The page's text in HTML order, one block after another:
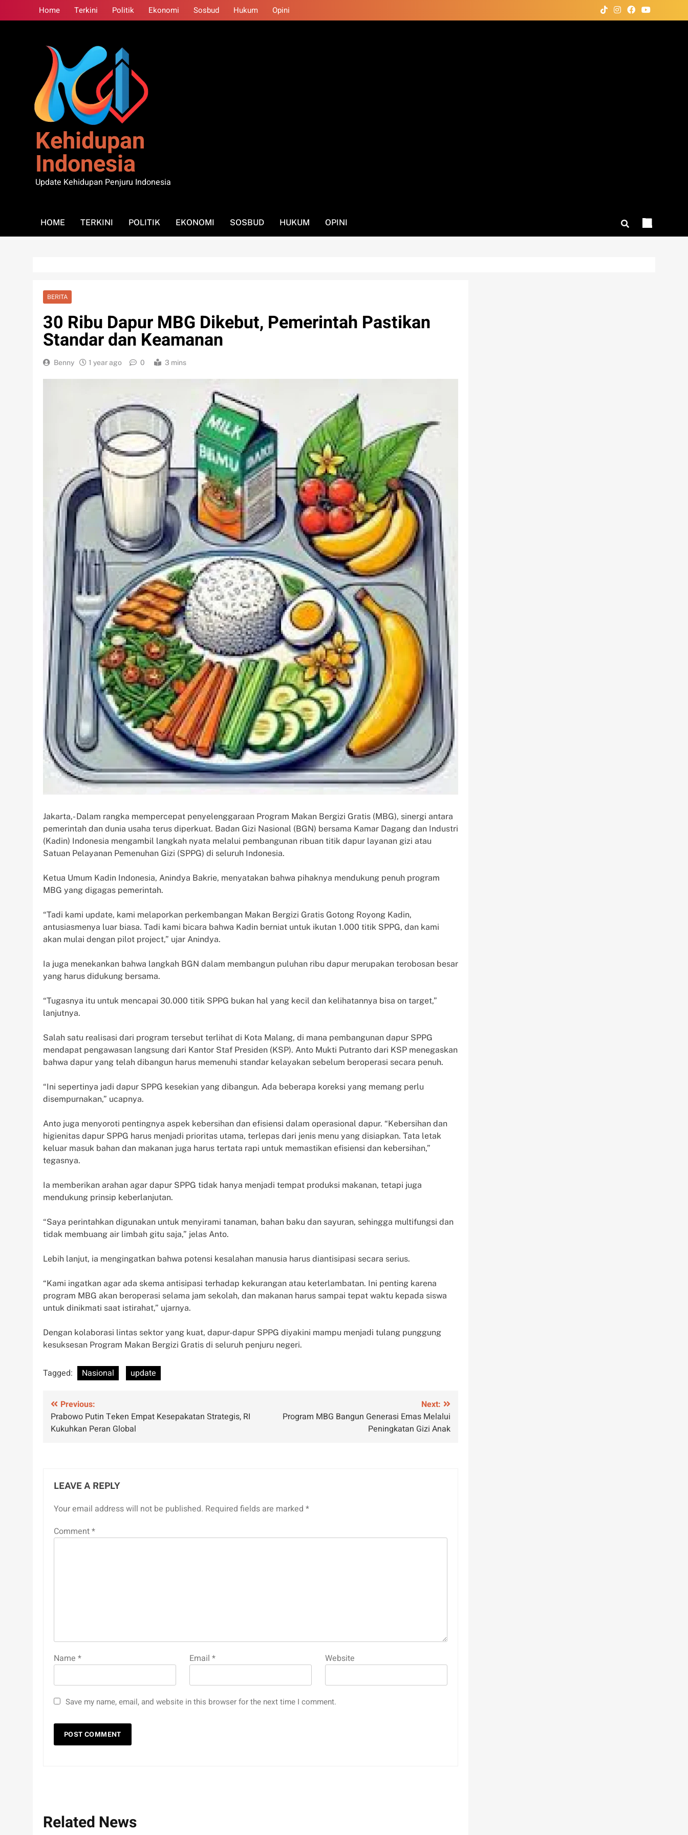
to
Home Terkini Politik Ekonomi Sosbud Hukum Opini
Kehidupan
Indonesia
Update Kehidupan Penjuru Indonesia
HOME TERKINI POLITIK EKONOMI SOSBUD HUKUM OPINI
BERITA
30 Ribu Dapur MBG Dikebut, Pemerintah Pastikan
Standar dan Keamanan
Benny 1 year ago 0 3 mins
Jakarta,- Dalam rangka mempercepat penyelenggaraan Program Makan Bergizi Gratis (MBG), sinergi antara
pemerintah dan dunia usaha terus diperkuat. Badan Gizi Nasional (BGN) bersama Kamar Dagang dan Industri
(Kadin) Indonesia mengambil langkah nyata melalui pembangunan ribuan titik dapur layanan gizi atau
Satuan Pelayanan Pemenuhan Gizi (SPPG) di seluruh Indonesia.
Ketua Umum Kadin Indonesia, Anindya Bakrie, menyatakan bahwa pihaknya mendukung penuh program
MBG yang digagas pemerintah.
“Tadi kami update, kami melaporkan perkembangan Makan Bergizi Gratis Gotong Royong Kadin,
antusiasmenya luar biasa. Tadi kami bicara bahwa Kadin berniat untuk ikutan 1.000 titik SPPG, dan kami
akan mulai dengan pilot project,” ujar Anindya.
Ia juga menekankan bahwa langkah BGN dalam membangun puluhan ribu dapur merupakan terobosan besar
yang harus didukung bersama.
“Tugasnya itu untuk mencapai 30.000 titik SPPG bukan hal yang kecil dan kelihatannya bisa on target,”
lanjutnya.
Salah satu realisasi dari program tersebut terlihat di Kota Malang, di mana pembangunan dapur SPPG
mendapat pengawasan langsung dari Kantor Staf Presiden (KSP). Anto Mukti Putranto dari KSP menegaskan
bahwa dapur yang telah dibangun harus memenuhi standar kelayakan sebelum beroperasi secara penuh.
“Ini sepertinya jadi dapur SPPG kesekian yang dibangun. Ada beberapa koreksi yang memang perlu
disempurnakan,” ucapnya.
Anto juga menyoroti pentingnya aspek kebersihan dan efisiensi dalam operasional dapur. “Kebersihan dan
higienitas dapur SPPG harus menjadi prioritas utama, terlepas dari jenis menu yang disiapkan. Tata letak
keluar masuk bahan dan makanan juga harus tertata rapi untuk memastikan efisiensi dan kebersihan,”
tegasnya.
Ia memberikan arahan agar dapur SPPG tidak hanya menjadi tempat produksi makanan, tetapi juga
mendukung prinsip keberlanjutan.
“Saya perintahkan digunakan untuk menyirami tanaman, bahan baku dan sayuran, sehingga multifungsi dan
tidak membuang air limbah gitu saja,” jelas Anto.
Lebih lanjut, ia mengingatkan bahwa potensi kesalahan manusia harus diantisipasi secara serius.
“Kami ingatkan agar ada skema antisipasi terhadap kekurangan atau keterlambatan. Ini penting karena
program MBG akan beroperasi selama jam sekolah, dan makanan harus sampai tepat waktu kepada siswa
untuk dinikmati saat istirahat,” ujarnya.
Dengan kolaborasi lintas sektor yang kuat, dapur-dapur SPPG diyakini mampu menjadi tulang punggung
kesuksesan Program Makan Bergizi Gratis di seluruh penjuru negeri.
Tagged: Nasional update
Post
navigation
Previous:
Prabowo Putin Teken Empat Kesepakatan Strategis, RI
Kukuhkan Peran Global
Next:
Program MBG Bangun Generasi Emas Melalui
Peningkatan Gizi Anak
LEAVE A REPLY
Your email address will not be published. Required fields are marked *
Comment*
Name * Email* Website
Save my name, email, and website in this browser for the next time I comment.
Related News